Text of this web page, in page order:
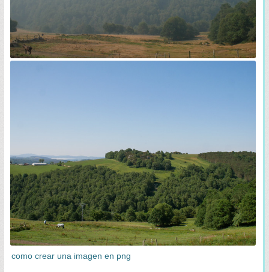
como crear una imagen en png